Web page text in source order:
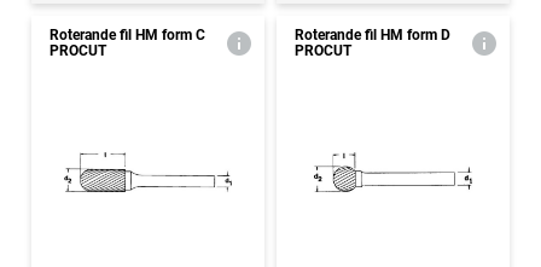
Roterande fil HM form C
PROCUT
Roterande fil HM form D
PROCUT